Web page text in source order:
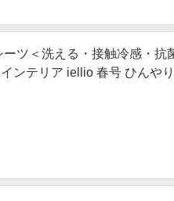
ツ＜洗える・接触冷感・抗
ンテリア iellio 春号 ひんや
画あり